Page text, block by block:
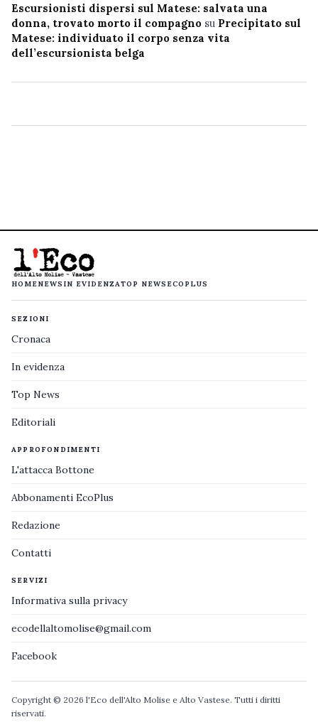
Escursionisti dispersi sul Matese: salvata una
donna, trovato morto il compagno su Precipitato sul
Matese: individuato il corpo senza vita
dell’escursionista belga
HOMENEWS IN EVIDENZATOP NEWS ECOPLUS
SEZIONI
Cronaca
In evidenza
Top News
Editoriali
APPROFONDIMENTI
L'attacca Bottone
Abbonamenti EcoPlus
Redazione
Contatti
SERVIZI
Informativa sulla privacy
ecodellaltomolise@gmail.com
Facebook
Copyright © 2026 l'Eco dell'Alto Molise e Alto Vastese. Tutti i diritti
riservati.